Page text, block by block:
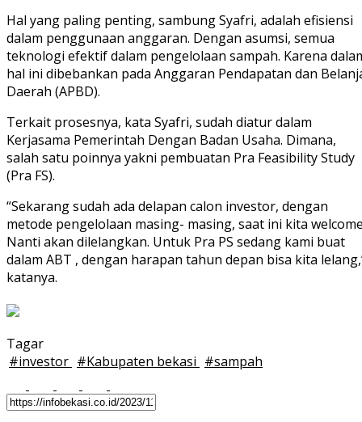
Hal yang paling penting, sambung Syafri, adalah efisiensi
dalam penggunaan anggaran. Dengan asumsi, semua
teknologi efektif dalam pengelolaan sampah. Karena
hal ini dibebankan pada Anggaran Pendapatan dan
Daerah (APBD).
Terkait prosesnya, kata Syafri, sudah diatur dalam
Kerjasama Pemerintah Dengan Badan Usaha. Dimana,
salah satu poinnya yakni pembuatan Pra Feasibility Study
(Pra FS).
“Sekarang sudah ada delapan calon investor, dengan
metode pengelolaan masing- masing, saat ini kita
Nanti akan dilelangkan. Untuk Pra PS sedang kami buat
dalam ABT , dengan harapan tahun depan bisa kita
katanya.
Tagar
#investor #Kabupaten bekasi #sampah